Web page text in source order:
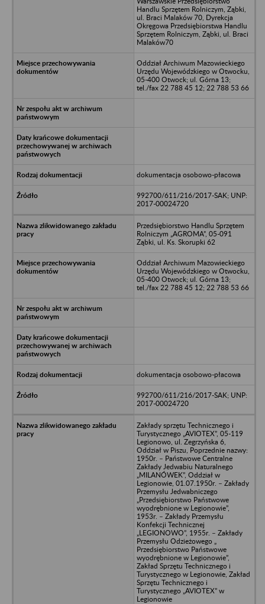
Handlu Sprzętem Rolniczym, Ząbki,
ul. Braci Malaków 70, Dyrekcja
Okręgowa Przedsiębiorstwa Handlu
Sprzętem Rolniczym, Ząbki, ul. Braci
Malaków70
Oddział Archiwum Mazowieckiego
Urzędu Wojewódzkiego w Otwocku,
05-400 Otwock; ul. Górna 13;
tel./fax 22 788 45 12; 22 788 53 66
dokumentacja osobowo-płacowa
992700/611/216/2017-SAK; UNP:
2017-00024720
Przedsiębiorstwo Handlu Sprzętem
Rolniczym „AGROMA”, 05-091
Ząbki, ul. Ks. Skorupki 62
Oddział Archiwum Mazowieckiego
Urzędu Wojewódzkiego w Otwocku,
05-400 Otwock; ul. Górna 13;
tel./fax 22 788 45 12; 22 788 53 66
dokumentacja osobowo-płacowa
992700/611/216/2017-SAK; UNP:
2017-00024720
Zakłady sprzętu Technicznego i
Turystycznego „AVIOTEX”, 05-119
Legionowo, ul. Zegrzyńska 6,
Oddział w Piszu, Poprzednie nazwy:
1950r. – Państwowe Centralne
Zakłady Jedwabiu Naturalnego
„MILANÓWEK”, Oddział w
Legionowie, 01.07.1950r. – Zakłady
Przemysłu Jedwabniczego
„Przedsiębiorstwo Państwowe
wyodrębnione w Legionowie”,
1953r. – Zakłady Przemysłu
Konfekcji Technicznej
„LEGIONOWO”, 1955r. – Zakłady
Przemysłu Odzieżowego „
Przedsiębiorstwo Państwowe
wyodrębnione w Legionowie”,
Zakład Sprzętu Technicznego i
Turystycznego w Legionowie, Zakład
Sprzętu Technicznego i
Turystycznego „AVIOTEX” w
Legionowie